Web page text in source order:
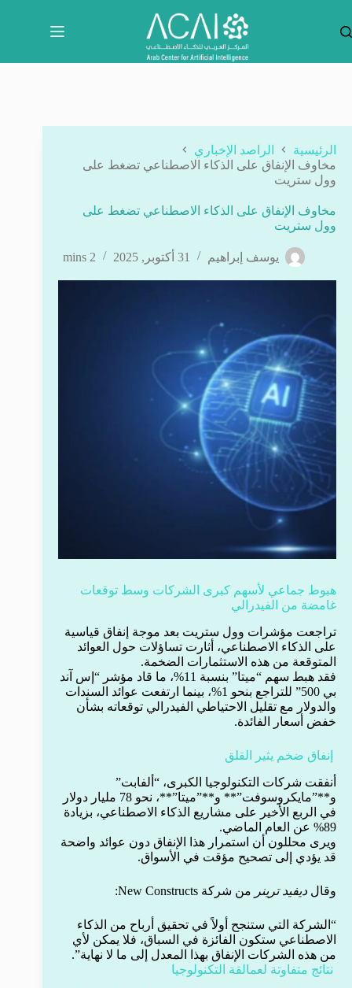
المحتوى
الرئيسية
الراصد الإخباري
مخاوف الإنفاق على الذكاء الاصطناعي تضغط على
وول ستريت
مخاوف الإنفاق على الذكاء الاصطناعي تضغط على
وول ستريت
يوسف إبراهيم 31 أكتوبر, 2025 2 mins
هبوط جماعي لأسهم كبرى الشركات وسط توقعات
غامضة من الفيدرالي
تراجعت مؤشرات وول ستريت بعد موجة إنفاق قياسية
على الذكاء الاصطناعي، أثارت تساؤلات حول العوائد
المتوقعة من هذه الاستثمارات الضخمة.
فقد هبط سهم “ميتا” بنسبة 11%، ما قاد مؤشر “إس آند
بي 500” للتراجع بنحو 1%، بينما ارتفعت عوائد السندات
والدولار مع تقليل الاحتياطي الفيدرالي توقعاته بشأن
خفض أسعار الفائدة.
إنفاق ضخم يثير القلق
أنفقت شركات التكنولوجيا الكبرى، “ألفابت”
و**”مايكروسوفت”** و**”ميتا”**، نحو 78 مليار دولار
في الربع الأخير على مشاريع الذكاء الاصطناعي، بزيادة
89% عن العام الماضي.
ويرى محللون أن استمرار هذا الإنفاق دون عوائد واضحة
قد يؤدي إلى تصحيح مؤقت في الأسواق.
وقال ديفيد ترينر من شركة New Constructs:
“الشركة التي ستنجح أولاً في تحقيق أرباح من الذكاء
الاصطناعي ستكون الفائزة في السباق، فلا يمكن لأي
من هذه الشركات الإنفاق بهذا المعدل إلى ما لا نهاية”.
نتائج متفاوتة لعمالقة التكنولوجيا